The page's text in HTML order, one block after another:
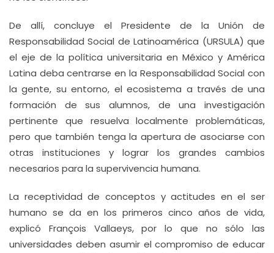
De allí, concluye el Presidente de la Unión de
Responsabilidad Social de Latinoamérica (URSULA) que
el eje de la política universitaria en México y América
Latina deba centrarse en la Responsabilidad Social con
la gente, su entorno, el ecosistema a través de una
formación de sus alumnos, de una investigación
pertinente que resuelva localmente problemáticas,
pero que también tenga la apertura de asociarse con
otras instituciones y lograr los grandes cambios
necesarios para la supervivencia humana.
La receptividad de conceptos y actitudes en el ser
humano se da en los primeros cinco años de vida,
explicó François Vallaeys, por lo que no sólo las
universidades deben asumir el compromiso de educar